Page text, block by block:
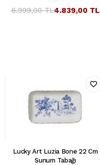
4.839,00 TL
6.999,00 TL
Lucky Art Luzia Bone 22 Cm
Sunum Tabağı